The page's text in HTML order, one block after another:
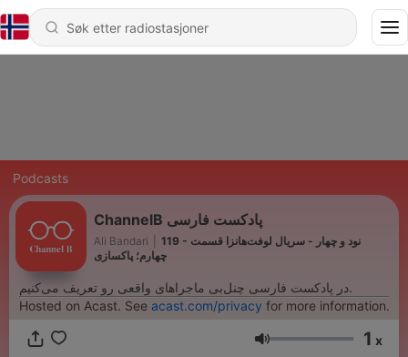
Podcasts
ChannelB پادکست فارسی
Ali Bandari
119 - نود و چهار - سریال لوفت‌هانزا قسمت
چهارم؛ پاکسازی
در پادکست فارسی چنل‌بی ماجراهای واقعی رو تعریف می‌کنیم.
Hosted on Acast. See acast.com/privacy for more information.
Volum 1 x